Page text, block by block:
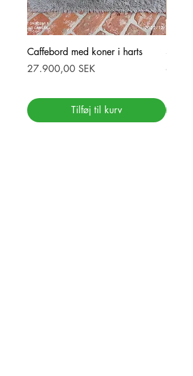
Caffebord med koner i harts
Pris
27.900,00 SEK
Tilføj til kurv
Stor
Pris